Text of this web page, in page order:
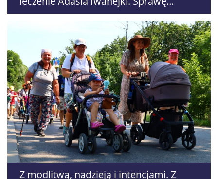
zgłoszono policji
Z modlitwą, nadzieją i intencjami. Z